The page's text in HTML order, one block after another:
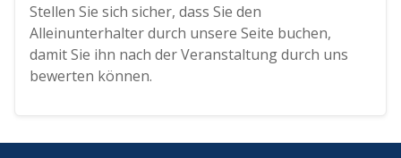
Stellen Sie sich sicher, dass Sie den
Alleinunterhalter durch unsere Seite buchen,
damit Sie ihn nach der Veranstaltung durch uns
bewerten können.